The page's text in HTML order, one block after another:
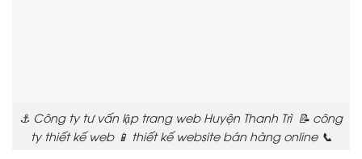
⚓ Công ty tư vấn lập trang web Huyện Thanh Trì 📝 công
ty thiết kế web 📱 thiết kế website bán hàng online 📞